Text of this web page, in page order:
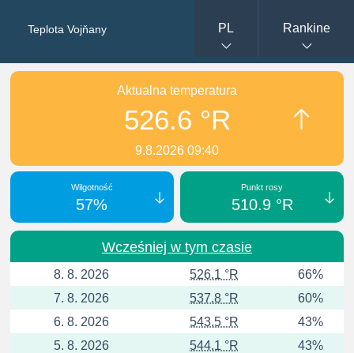
Teplota Vojňany PL Rankine
Aktualna temperatura
526.6 °R
9.8.2026 09:40
Wilgotność
57%
Punkt rosy
510.9 °R
Wcześniej w tym czasie
8. 8. 2026 526.1 °R
66%
7. 8. 2026
537.8 °R
60%
6. 8. 2026
543.5 °R
43%
5. 8. 2026
544.1 °R
43%